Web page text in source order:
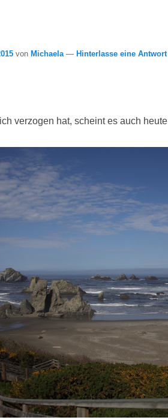
von Michaela — Hinterlasse eine Antwort
verzogen hat, scheint es auch